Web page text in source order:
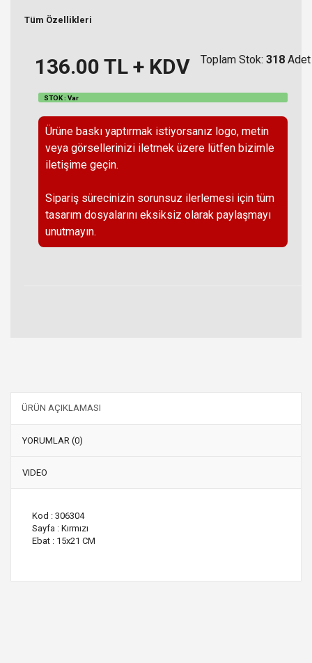
Tüm Özellikleri
136.00 TL + KDV Toplam Stok: 318 Adet
STOK : Var
Ürüne baskı yaptırmak istiyorsanız logo, metin
veya görsellerinizi iletmek üzere lütfen bizimle
iletişime geçin.
Sipariş sürecinizin sorunsuz ilerlemesi için tüm
tasarım dosyalarını eksiksiz olarak paylaşmayı
unutmayın.
ÜRÜN AÇIKLAMASI
YORUMLAR (0)
VIDEO
Kod : 306304
Sayfa : Kırmızı
Ebat : 15x21 CM